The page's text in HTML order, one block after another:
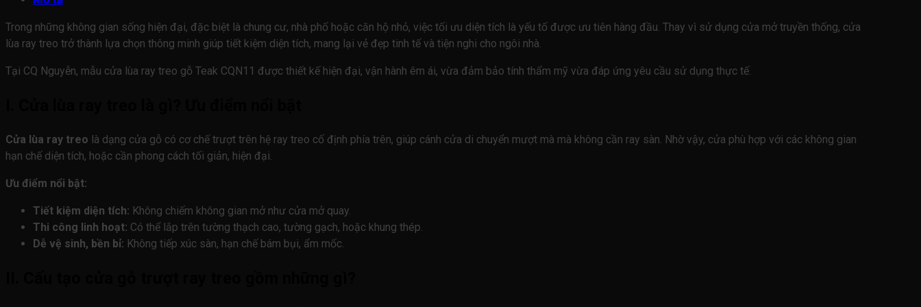
Trong những không gian sống hiện đại, đặc biệt là chung cư, nhà phố hoặc căn hộ nhỏ, việc tối ưu diện tích là yếu tố được ưu tiên hàng đầu. Thay vì sử dụng cửa mở truyền thống, cửa
lùa ray treo trở thành lựa chọn thông minh giúp tiết kiệm diện tích, mang lại vẻ đẹp tinh tế và tiện nghi cho ngôi nhà.
Tại CQ Nguyễn, mẫu cửa lùa ray treo gỗ Teak CQN11 được thiết kế hiện đại, vận hành êm ái, vừa đảm bảo tính thẩm mỹ vừa đáp ứng yêu cầu sử dụng thực tế.
Cửa lùa ray treo là dạng cửa gỗ có cơ chế trượt trên hệ ray treo cố định phía trên, giúp cánh cửa di chuyển mượt mà mà không cần ray sàn. Nhờ vậy, cửa phù hợp với các không gian
hạn chế diện tích, hoặc cần phong cách tối giản, hiện đại.
Ưu điểm nổi bật:
Tiết kiệm diện tích: Không chiếm không gian mở như cửa mở quay.
Thi công linh hoạt: Có thể lắp trên tường thạch cao, tường gạch, hoặc khung thép.
Dễ vệ sinh, bền bỉ: Không tiếp xúc sàn, hạn chế bám bụi, ẩm mốc.